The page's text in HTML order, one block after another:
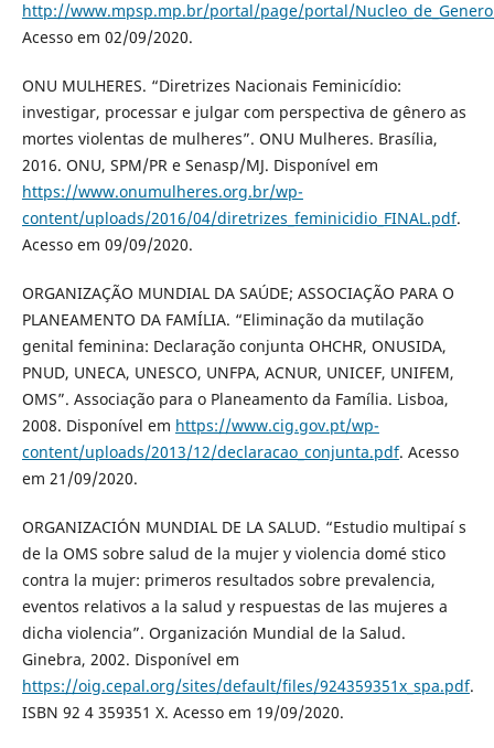
http://www.mpsp.mp.br/portal/page/portal/
Acesso em 02/09/2020.
ONU MULHERES. “Diretrizes Nacionais Feminicídio:
investigar, processar e julgar com perspectiva de gênero as
mortes violentas de mulheres”. ONU Mulheres. Brasília,
2016. ONU, SPM/PR e Senasp/MJ. Disponível em
https://www.onumulheres.org.br/wp-
content/uploads/2016/04/diretrizes_feminicidio_FINAL.pdf.
Acesso em 09/09/2020.
ORGANIZAÇÃO MUNDIAL DA SAÚDE; ASSOCIAÇÃO PARA O
PLANEAMENTO DA FAMÍLIA. “Eliminação da mutilação
genital feminina: Declaração conjunta OHCHR, ONUSIDA,
PNUD, UNECA, UNESCO, UNFPA, ACNUR, UNICEF, UNIFEM,
OMS”. Associação para o Planeamento da Família. Lisboa,
2008. Disponível em https://www.cig.gov.pt/wp-
content/uploads/2013/12/declaracao_conjunta.pdf. Acesso
em 21/09/2020.
ORGANIZACIÓN MUNDIAL DE LA SALUD. “Estudio multipaí s
de la OMS sobre salud de la mujer y violencia domé stico
contra la mujer: primeros resultados sobre prevalencia,
eventos relativos a la salud y respuestas de las mujeres a
dicha violencia”. Organización Mundial de la Salud.
Ginebra, 2002. Disponível em
https://oig.cepal.org/sites/default/files/924359351x_spa.pdf.
ISBN 92 4 359351 X. Acesso em 19/09/2020.